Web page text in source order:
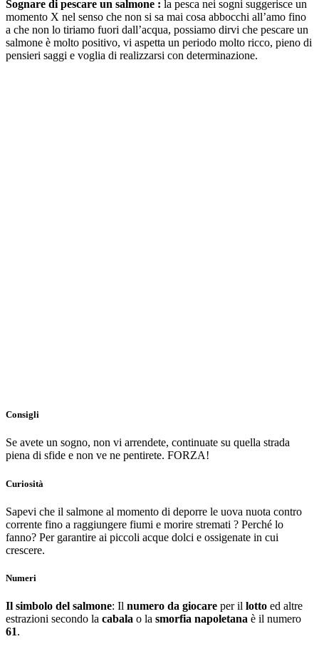
Sognare di pescare un salmone : la pesca nei sogni suggerisce un
momento X nel senso che non si sa mai cosa abbocchi all’amo fino
a che non lo tiriamo fuori dall’acqua, possiamo dirvi che pescare un
salmone è molto positivo, vi aspetta un periodo molto ricco, pieno di
pensieri saggi e voglia di realizzarsi con determinazione.
Consigli
Se avete un sogno, non vi arrendete, continuate su quella strada
piena di sfide e non ve ne pentirete. FORZA!
Curiosità
Sapevi che il salmone al momento di deporre le uova nuota contro
corrente fino a raggiungere fiumi e morire stremati ? Perché lo
fanno? Per garantire ai piccoli acque dolci e ossigenate in cui
crescere.
Numeri
Il simbolo del salmone: Il numero da giocare per il lotto ed altre
estrazioni secondo la cabala o la smorfia napoletana è il numero
61.